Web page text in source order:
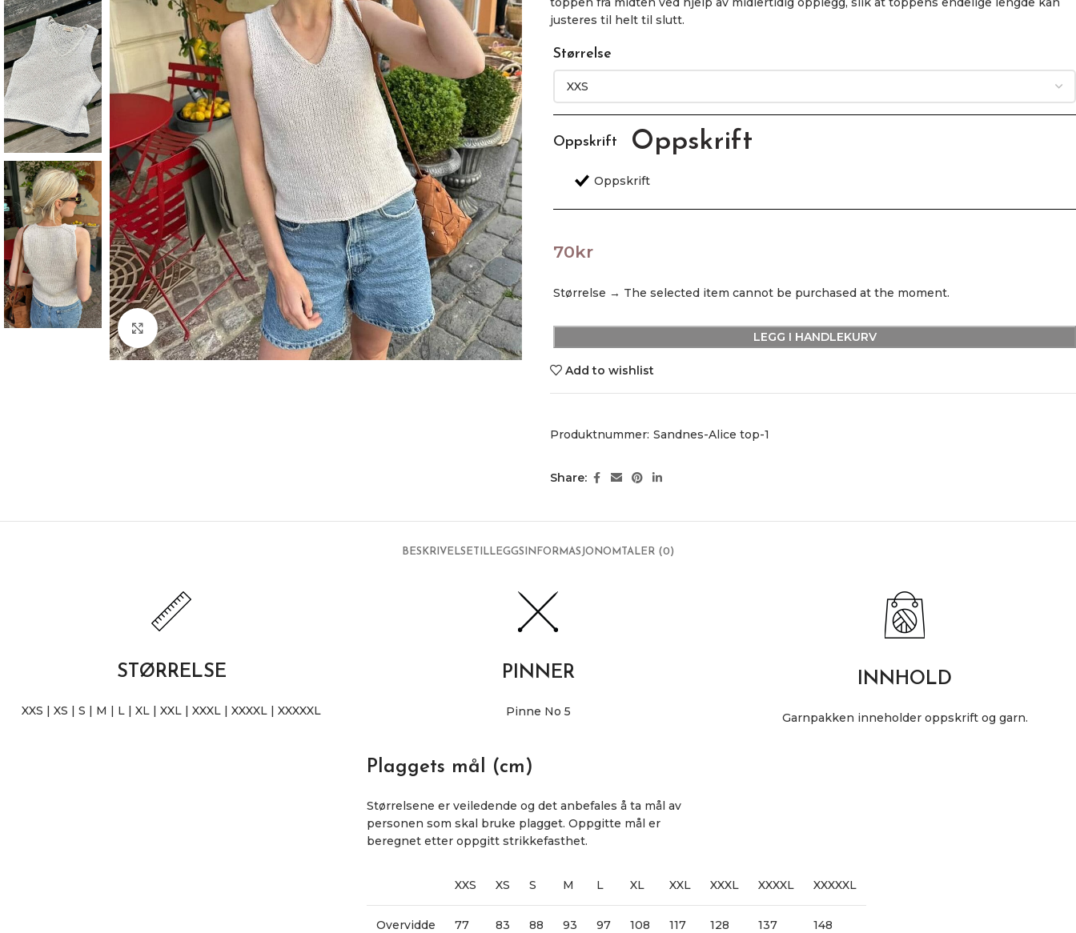
Click to enlarge
justeres til helt til slutt.
Størrelse
Oppskrift Oppskrift
70kr
Størrelse → The selected item cannot be purchased at the moment.
LEGG I HANDLEKURV
Add to wishlist
Produktnummer: Sandnes-Alice top-1
Share:
BESKRIVELSETILLEGGSINFORMASJONOMTALER (0)
STØRRELSE
XXS | XS | S | M | L | XL | XXL | XXXL | XXXXL | XXXXXL
PINNER
Pinne No 5
INNHOLD
Garnpakken inneholder oppskrift og garn.
Plaggets mål (cm)
Størrelsene er veiledende og det anbefales å ta mål av
personen som skal bruke plagget. Oppgitte mål er
beregnet etter oppgitt strikkefasthet.
XXS XS S M L XL XXL XXXL XXXXL XXXXXL
Overvidde 77 83 88 93 97 108 117 128 137 148